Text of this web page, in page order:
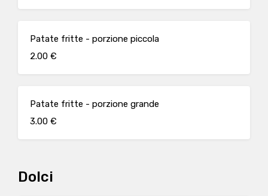
Patate fritte - porzione piccola
2.00 €
Patate fritte - porzione grande
3.00 €
Dolci